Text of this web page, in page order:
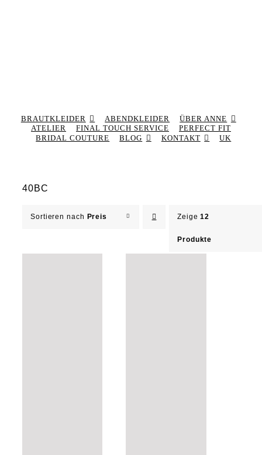
BRAUTKLEIDER ABENDKLEIDER
ÜBER ANNE
ATELIER
FINAL TOUCH SERVICE
PERFECT FIT
BRIDAL COUTURE
BLOG KONTAKT UK
40BC
Sortieren nach Preis Zeige12
Produkte